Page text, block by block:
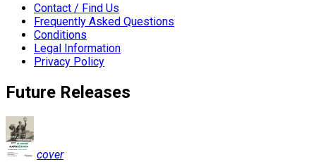
Contact / Find Us
Frequently Asked Questions
Conditions
Legal Information
Privacy Policy
Future Releases
cover